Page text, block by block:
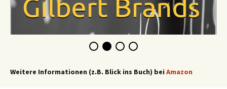
Weitere Informationen (z.B. Blick ins Buch) bei Amazon